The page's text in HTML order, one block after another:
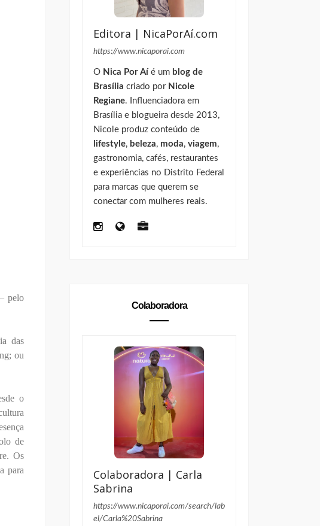
pelo
das
ou
o
de
Os
para
Editora | NicaPorAí.com
https://www.nicaporai.com
O Nica Por Aíé um blog de
Brasília criado por Nicole
Regiane. Influenciadora em
Brasília e blogueira desde 2013,
Nicole produz conteúdo de
lifestyle, beleza, moda,viagem,
gastronomia, cafés, restaurantes
e experiências no Distrito Federal
para marcas que querem se
conectar com mulheres reais.
Colaboradora
Colaboradora | Carla
Sabrina
https://www.nicaporai.com/search/lab
el/Carla%20Sabrina